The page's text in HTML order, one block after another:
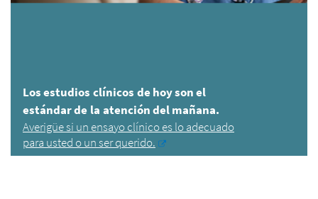
Los estudios clínicos de hoy son el
estándar de la atención del mañana.
Averigüe si un ensayo clínico es lo adecuado
para usted o un ser querido.